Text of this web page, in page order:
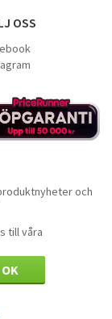
OSS
och
till våra
OK